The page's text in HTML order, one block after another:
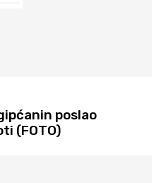
poslao
(FOTO)